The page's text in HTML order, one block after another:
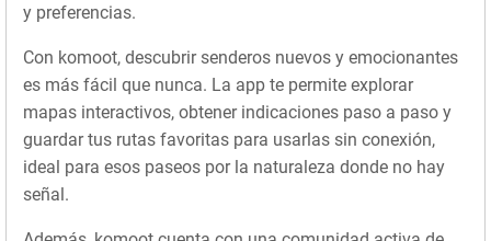
y preferencias.
Con komoot, descubrir senderos nuevos y emocionantes
es más fácil que nunca. La app te permite explorar
mapas interactivos, obtener indicaciones paso a paso y
guardar tus rutas favoritas para usarlas sin conexión,
ideal para esos paseos por la naturaleza donde no hay
señal.